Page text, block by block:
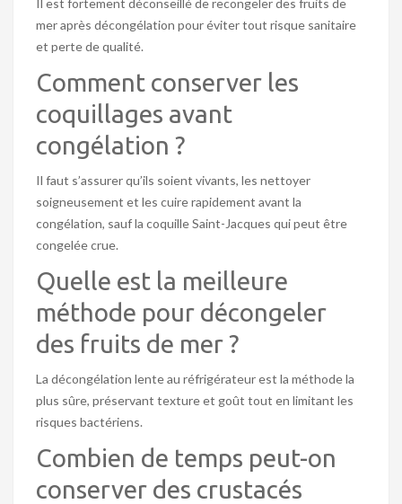
Il est fortement déconseillé de recongeler des fruits de
mer après décongélation pour éviter tout risque sanitaire
et perte de qualité.
Comment conserver les
coquillages avant
congélation ?
Il faut s’assurer qu’ils soient vivants, les nettoyer
soigneusement et les cuire rapidement avant la
congélation, sauf la coquille Saint-Jacques qui peut être
congelée crue.
Quelle est la meilleure
méthode pour décongeler
des fruits de mer ?
La décongélation lente au réfrigérateur est la méthode la
plus sûre, préservant texture et goût tout en limitant les
risques bactériens.
Combien de temps peut-on
conserver des crustacés